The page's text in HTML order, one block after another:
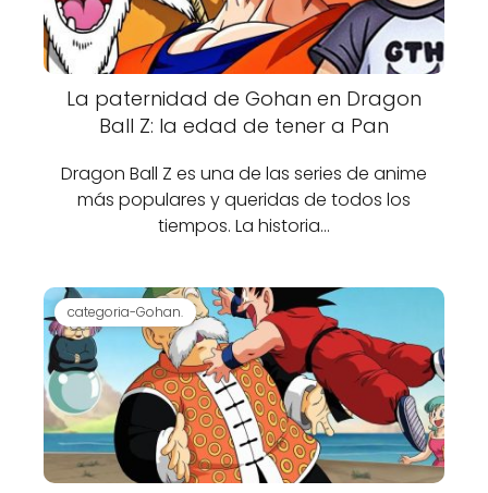
La paternidad de Gohan en Dragon
Ball Z: la edad de tener a Pan
Dragon Ball Z es una de las series de anime
más populares y queridas de todos los
tiempos. La historia…
categoria-Gohan.